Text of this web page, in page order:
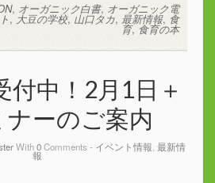
, オーガニック白書, オーガニック電
, 大豆の学校,山口タカ, 最新情報, 食
育,食育の本
付中！2月1日＋
ナーのご案内
With0Comments - イベント情報, 最新情
報